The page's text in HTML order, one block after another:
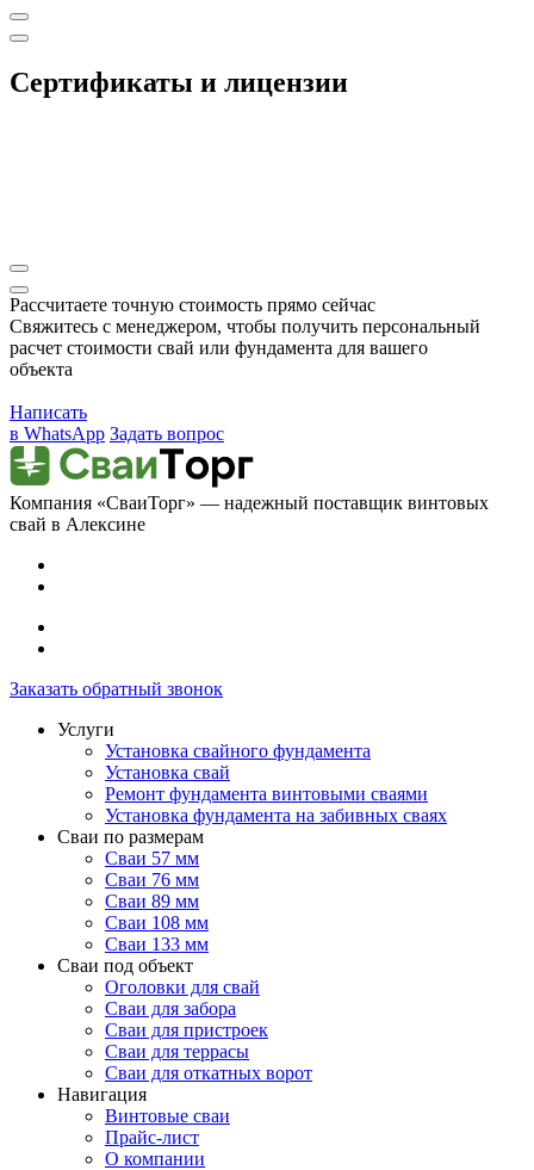
Сертификаты и лицензии
Рассчитаете точную стоимость прямо сейчас
Свяжитесь с менеджером, чтобы получить персональный
расчет стоимости свай или фундамента для вашего
объекта
Написать
в WhatsApp Задать вопрос
Компания «СваиТорг» — надежный поставщик винтовых
свай в Алексине
Заказать обратный звонок
Услуги
Установка свайного фундамента
Установка свай
Ремонт фундамента винтовыми сваями
Установка фундамента на забивных сваях
Сваи по размерам
Сваи 57 мм
Сваи 76 мм
Сваи 89 мм
Сваи 108 мм
Сваи 133 мм
Сваи под объект
Оголовки для свай
Сваи для забора
Сваи для пристроек
Сваи для террасы
Сваи для откатных ворот
Навигация
Винтовые сваи
Прайс-лист
О компании